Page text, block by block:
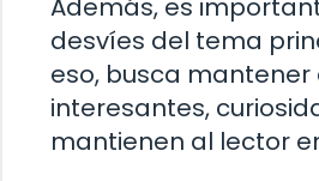
Además, es
desvíes del tema
eso, busca
interesantes,
mantienen al lector